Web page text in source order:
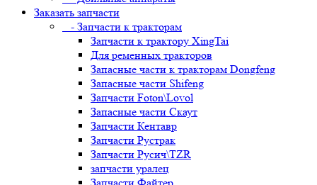
Заказать запчасти
- Запчасти к тракторам
Запчасти к трактору XingTai
Для ременных тракторов
Запасные части к тракторам Dongfeng
Запасные части Shifeng
Запчасти Foton\Lovol
Запасные части Скаут
Запчасти Кентавр
Запчасти Рустрак
Запчасти Русич\TZR
запчасти уралец